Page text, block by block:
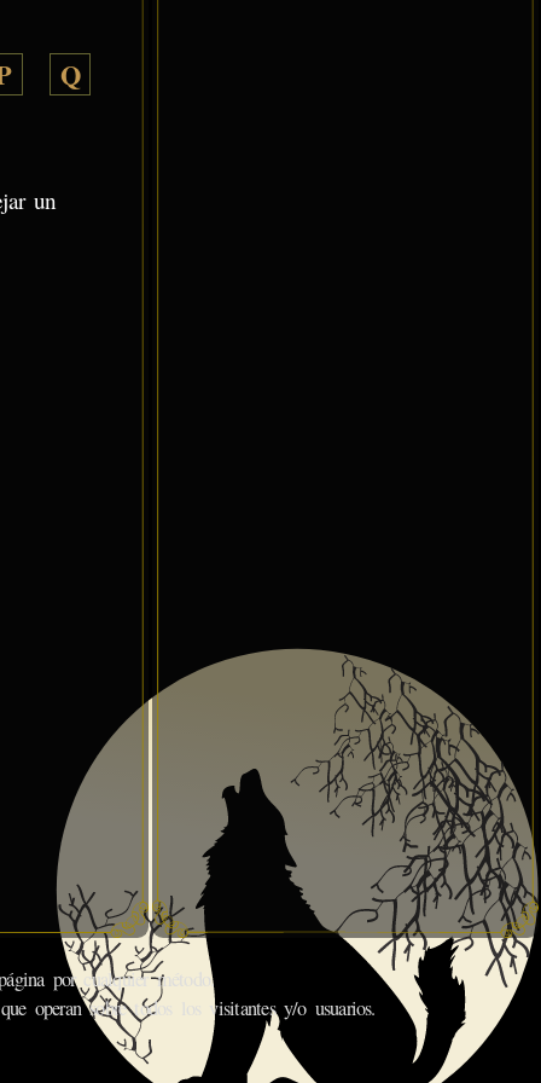
Q
un
por cualquier método.
operan sobre todos los visitantes y/o usuarios.